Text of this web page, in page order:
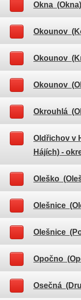
Okna (Okna)
Okounov
Okounov
Okounov
Okrouhlá
Oldřichov v
Hájích) -
Oleško
Olešnice
Olešnice
Opočno
Osečná